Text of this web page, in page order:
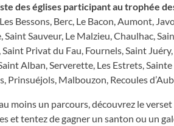
des églises participant au trophée
Bessons, Berc, Le Bacon, Aumont,
Saint Sauveur, Le Malzieu, Chaulhac,
Privat du Fau, Fournels, Saint
Alban, Serverette, Les Estrets,
Prinsuéjols, Malbouzon, Recoules
moins un parcours, découvrez le
et tentez de gagner un santon ou un